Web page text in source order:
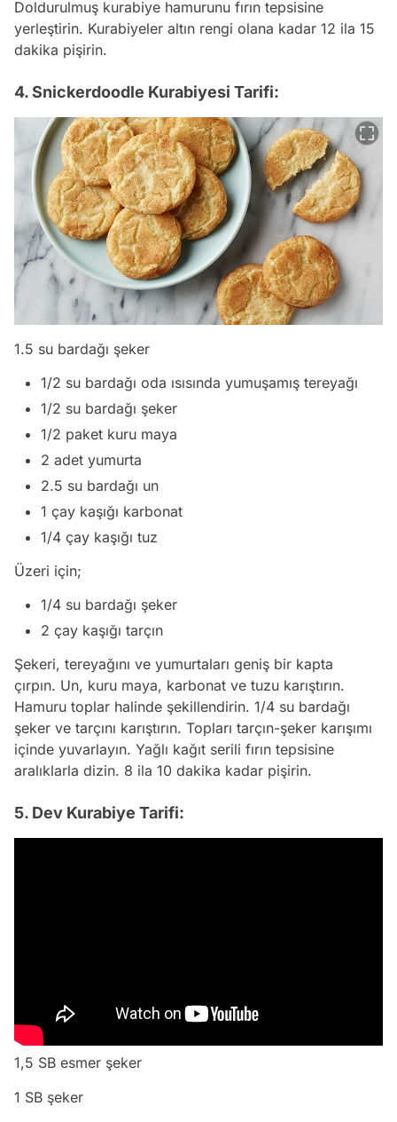
Doldurulmuş kurabiye hamurunu fırın tepsisine
yerleştirin. Kurabiyeler altın rengi olana kadar 12 ila 15
dakika pişirin.
4. Snickerdoodle Kurabiyesi Tarifi:
1.5 su bardağı şeker
1/2 su bardağı oda ısısında yumuşamış tereyağı
1/2 su bardağı şeker
1/2 paket kuru maya
2 adet yumurta
2.5 su bardağı un
1 çay kaşığı karbonat
1/4 çay kaşığı tuz
Üzeri için;
1/4 su bardağı şeker
2 çay kaşığı tarçın
Şekeri, tereyağını ve yumurtaları geniş bir kapta
çırpın. Un, kuru maya, karbonat ve tuzu karıştırın.
Hamuru toplar halinde şekillendirin. 1/4 su bardağı
şeker ve tarçını karıştırın. Topları tarçın-şeker karışımı
içinde yuvarlayın. Yağlı kağıt serili fırın tepsisine
aralıklarla dizin. 8 ila 10 dakika kadar pişirin.
5. Dev Kurabiye Tarifi:
1,5 SB esmer şeker
1 SB şeker